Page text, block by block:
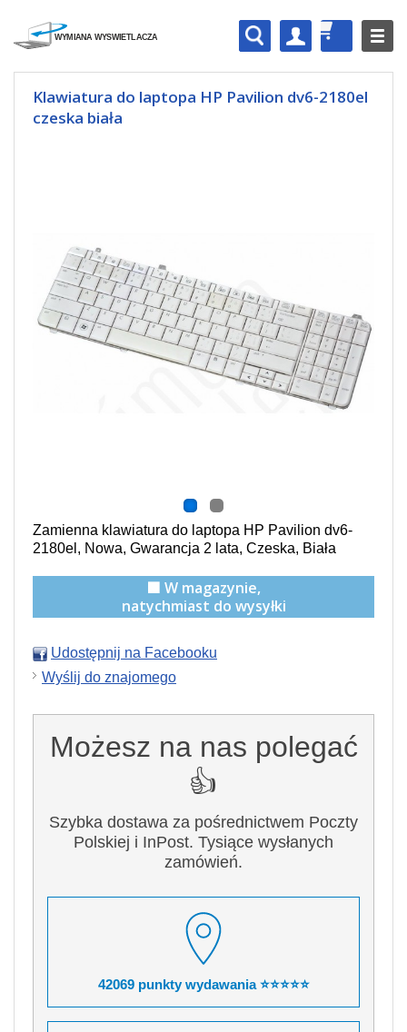
Klawiatura do laptopa HP Pavilion dv6-2180el
czeska biała
Zamienna klawiatura do laptopa HP Pavilion dv6-
2180el, Nowa, Gwarancja 2 lata, Czeska, Biała
🟩 W magazynie,
natychmiast do wysyłki
Udostępnij na Facebooku
Wyślij do znajomego
Możesz na nas polegać
👍
Szybka dostawa za pośrednictwem Poczty
Polskiej i InPost. Tysiące wysłanych
zamówień.
42069 punkty wydawania ⭐⭐⭐⭐⭐